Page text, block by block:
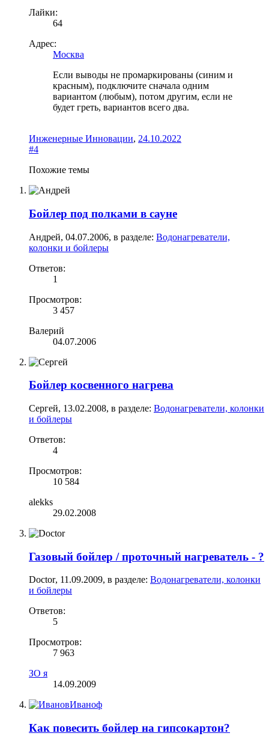
Лайки:
64
Адрес:
Москва
Если выводы не промаркированы (синим и
красным), подключите сначала одним
вариантом (любым), потом другим, если не
будет греть, вариантов всего два.
Инженерные Инновации, 24.10.2022
#4
Похожие темы
Бойлер под полками в сауне
Андрей, 04.07.2006, в разделе: Водонагреватели,
колонки и бойлеры
Ответов:
1
Просмотров:
3 457
Валерий
04.07.2006
Бойлер косвенного нагрева
Сергей, 13.02.2008, в разделе: Водонагреватели, колонки
и бойлеры
Ответов:
4
Просмотров:
10 584
alekks
29.02.2008
Газовый бойлер / проточный нагреватель - ?
Doctor, 11.09.2009, в разделе: Водонагреватели, колонки
и бойлеры
Ответов:
5
Просмотров:
7 963
ЗО я
14.09.2009
Как повесить бойлер на гипсокартон?